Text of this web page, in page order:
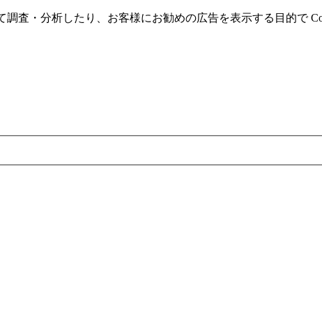
査・分析したり、お客様にお勧めの広告を表⽰する⽬的で